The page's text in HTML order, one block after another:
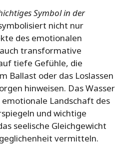
Symbol in der
nicht nur
des emotionalen
transformative
tiefe Gefühle, die
Ballast oder das Loslassen
hinweisen. Das Wasser
Landschaft des
und wichtige
seelische Gleichgewicht
vermitteln.